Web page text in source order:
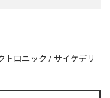
トロニック / サイケデリ